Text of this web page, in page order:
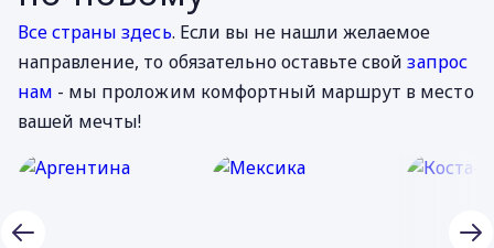
Все страны здесь. Если вы не нашли желаемое
направление, то обязательно оставьте свойзапрос
нам - мы проложим комфортный маршрут в место
вашей мечты!